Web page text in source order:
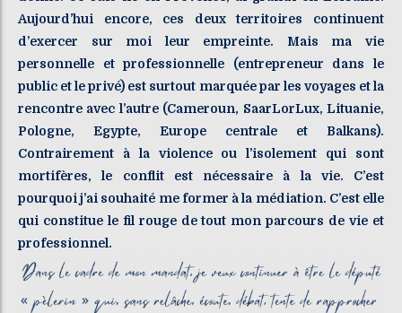
Aujourd’hui encore, ces deux territoires continuent
d’exercer sur moi leur empreinte. Mais ma vie
personnelle et professionnelle (entrepreneur dans le
public et le privé) est surtout marquée par les voyages et la
rencontre avec l’autre (Cameroun, SaarLorLux, Lituanie,
Pologne, Egypte, Europe centrale et Balkans).
Contrairement à la violence ou l’isolement qui sont
mortifères, le conflit est nécessaire à la vie. C’est
pourquoi j’ai souhaité me former à la médiation. C’est elle
qui constitue le fil rouge de tout mon parcours de vie et
professionnel.